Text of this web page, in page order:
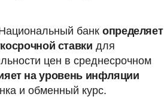
банк определяет
ставки для
цен в среднесрочном
на уровень инфляции
и обменный курс.